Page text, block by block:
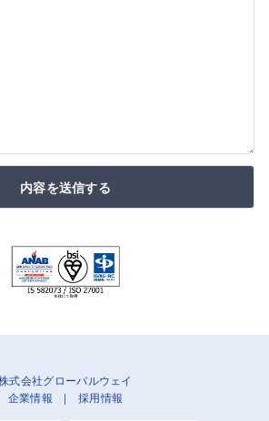
内容を送信する
式会社グローバルウェイ
企業情報 | 採用情報